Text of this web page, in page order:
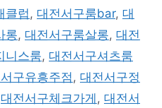
클럽 , 대전서구룸bar, 대
롱, 대전서구룸살롱, 대전
니스룸, 대전서구셔츠룸
구유흥주점 , 대전서구정
대전서구체크가게 , 대전서